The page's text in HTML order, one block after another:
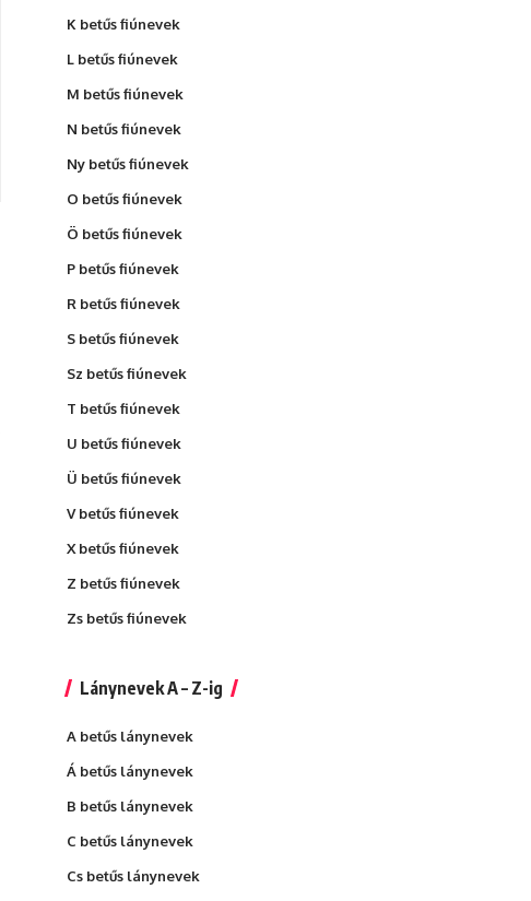
K betűs fiúnevek
L betűs fiúnevek
M betűs fiúnevek
N betűs fiúnevek
Ny betűs fiúnevek
O betűs fiúnevek
Ö betűs fiúnevek
P betűs fiúnevek
R betűs fiúnevek
S betűs fiúnevek
Sz betűs fiúnevek
T betűs fiúnevek
U betűs fiúnevek
Ü betűs fiúnevek
V betűs fiúnevek
X betűs fiúnevek
Z betűs fiúnevek
Zs betűs fiúnevek
Lánynevek A – Z-ig
A betűs lánynevek
Á betűs lánynevek
B betűs lánynevek
C betűs lánynevek
Cs betűs lánynevek